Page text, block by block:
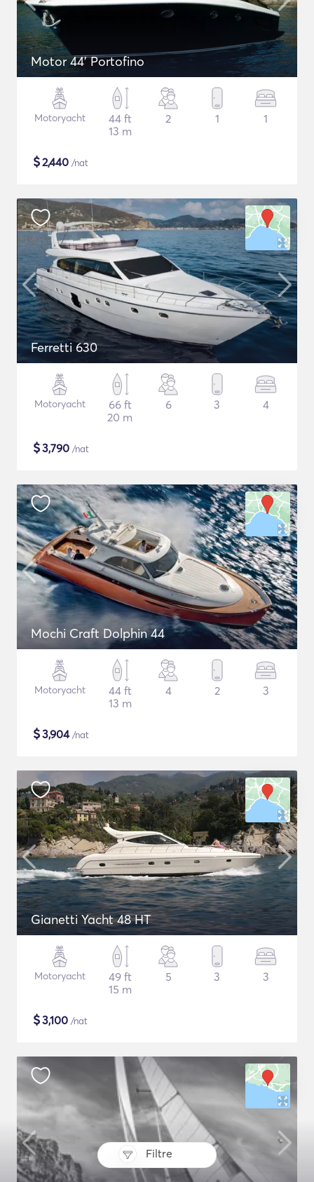
Filtre
Motor 44' Portofino
Motoryacht
44 ft
13 m
2 1 1
$2,440 /nat
Ferretti 630
Motoryacht
66 ft
20 m
6 3 4
$3,790 /nat
Mochi Craft Dolphin 44
Motoryacht
44 ft
13 m
4 2 3
$3,904/nat
Gianetti Yacht 48 HT
Motoryacht
49 ft
15 m
5 3 3
$3,100 /nat